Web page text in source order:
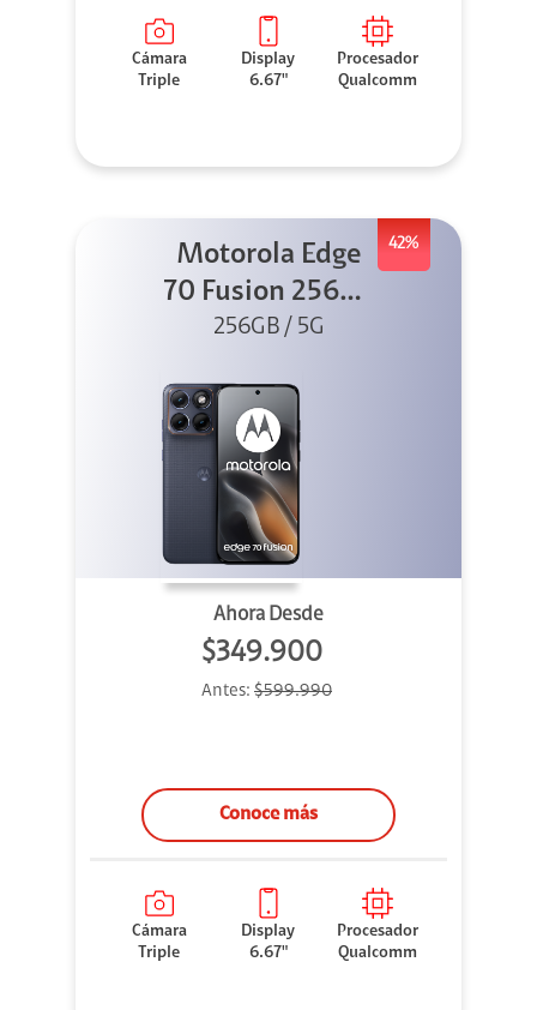
Cámara
Triple
Display
6.67"
Procesador
Qualcomm
42%
Motorola Edge
70 Fusion 256GB
Azul
256GB / 5G
Ahora Desde
$349.900
Antes: $599.990
Conoce más
Cámara
Triple
Display
6.67"
Procesador
Qualcomm